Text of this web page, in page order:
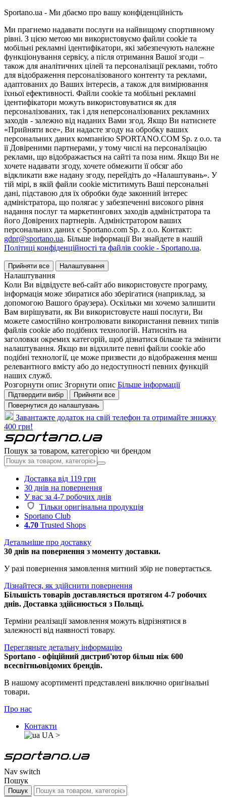
Sportano.ua - Ми дбаємо про вашу конфіденційність
Ми прагнемо надавати послуги на найвищому спортивному
рівні. З цією метою ми використовуємо файли cookie та
мобільні рекламні ідентифікатори, які забезпечують належне
функціонування сервісу, а після отримання Вашої згоди –
також для аналітичних цілей та персоналізації реклами, тобто
для відображення персоналізованого контенту та реклами,
адаптованих до Ваших інтересів, а також для вимірювання
їхньої ефективності. Файли cookie та мобільні рекламні
ідентифікатори можуть використовуватися як для
персоналізованих, так і для неперсоналізованих рекламних
заходів - залежно від наданих Вами згод. Якщо Ви натиснете
«Прийняти все», Ви надасте згоду на обробку ваших
персональних даних компанією SPORTANO.COM Sp. z o.o. та
її Довіреними партнерами, у тому числі на персоналізацію
реклами, що відображається на сайті та поза ним. Якщо Ви не
хочете надавати згоду, хочете обмежити її обсяг або
відкликати вже надану згоду, перейдіть до «Налаштувань». У
тій мірі, в якій файли cookie міститимуть Ваші персональні
дані, підставою для їх обробки буде законний інтерес
адміністратора, що полягає у забезпеченні високого рівня
надання послуг та маркетингових заходів адміністратора та
його Довірених партнерів. Адміністратором ваших
персональних даних є Sportano.com Sp. z o.o. Контакт:
gdpr@sportano.ua. Більше інформації Ви знайдете в нашій
Політиці конфіденційності та файлів cookie - Sportano.ua.
Прийняти все Налаштування
Налаштування
Коли Ви відвідуєте веб-сайт або використовуєте програму,
інформація може збиратися або зберігатися (наприклад, за
допомогою Вашого браузера). Оскільки ми хочемо залишити
Вам вирішувати, як Ви використовуєте наші послуги, Ви
можете самостійно контролювати використання певних типів
файлів cookie або подібних технологій. Натисніть на
заголовки окремих категорій, щоб дізнатися більше та змінити
налаштування. Якщо ви відхилите певні файли cookie або
подібні технології, це може призвести до відображення менш
релевантного вмісту або до недоступності певних функцій
наших служб.
Розгорнути опис Згорнути опис Більше інформації
Підтвердити вибір
Прийняти все
Повернутися до налаштувань
Завантажте додаток на свій телефон та отримайте знижку
400 грн!
Пошук за товаром, категорією чи брендом
Доставка від 119 грн
30 днів на повернення
У вас за 4-7 робочих днів
Тільки оригінальна продукція
Sportano Club
4.70 Trusted Shops
Детальніше про доставку
30 днів на повернення з моменту доставки.
У разі повернення замовлення митний збір не повертається.
Дізнайтеся, як здійснити повернення
Більшість товарів доставляється протягом 4-7 робочих
днів. Доставка здійснюється з Польщі.
Терміни реалізації замовлення можуть відрізнятися в
залежності від наявності товару.
Перегляньте детальну інформацію
Sportano - офіційний дистриб'ютор більш ніж 600
всесвітньовідомих брендів.
В нашому асортименті представлені виключно оригінальні
товари.
Про нас
Контакти
UA >
Nav switch
Пошук
Пошук